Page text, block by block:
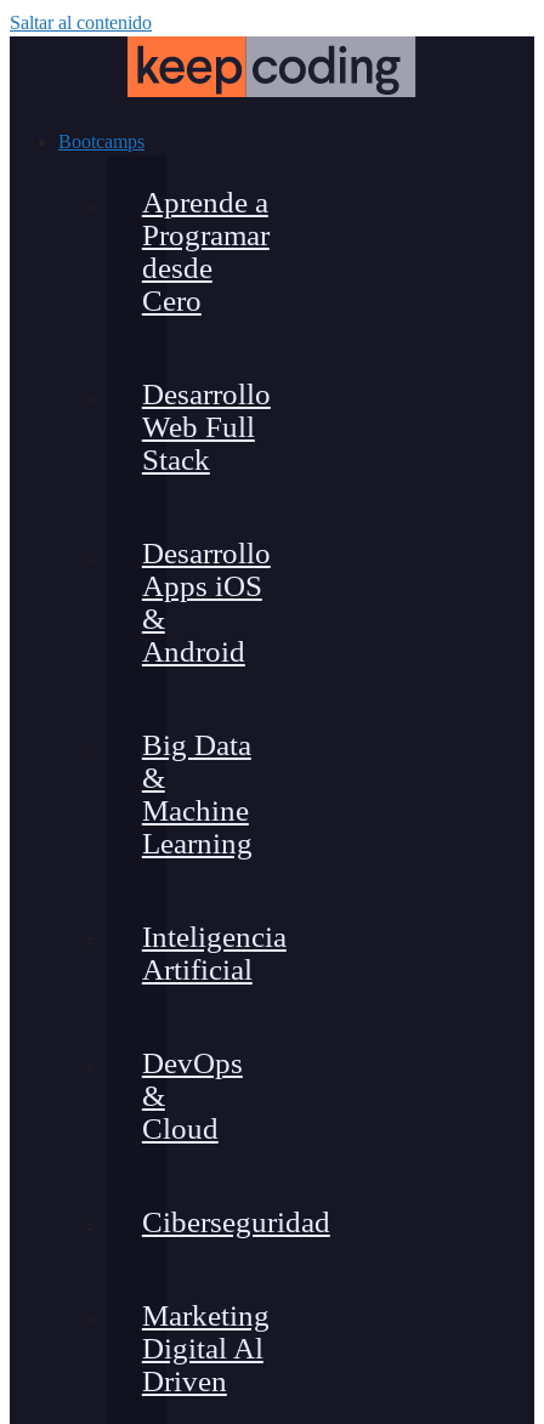
Saltar al contenido
Bootcamps
Aprende a
Programar
desde
Cero
Desarrollo
Web Full
Stack
Desarrollo
Apps iOS
&
Android
Big Data
&
Machine
Learning
Inteligencia
Artificial
DevOps
&
Cloud
Ciberseguridad
Marketing
Digital Al
Driven